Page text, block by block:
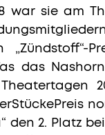
war sie am
das
2. Platz